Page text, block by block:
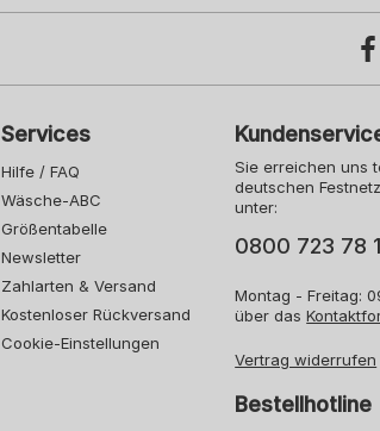
Services
Hilfe / FAQ
Wäsche-ABC
Größentabelle
Newsletter
Zahlarten & Versand
Kostenloser Rückversand
Cookie-Einstellungen
Sie erreichen uns
deutschen
unter:
0800 723 78
Montag - Freitag:
über das
Vertrag widerrufen
Bestellhotline